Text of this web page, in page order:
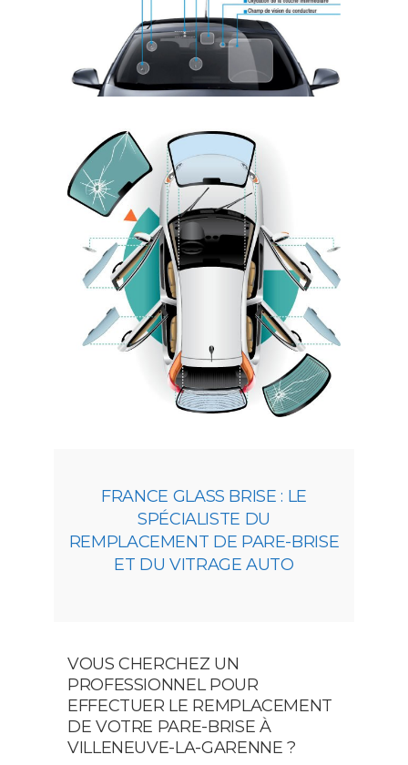
FRANCE GLASS BRISE : LE
SPÉCIALISTE DU
REMPLACEMENT DE PARE-BRISE
ET DU VITRAGE AUTO
VOUS CHERCHEZ UN
PROFESSIONNEL POUR
EFFECTUER LE REMPLACEMENT
DE VOTRE PARE-BRISE À
VILLENEUVE-LA-GARENNE ?